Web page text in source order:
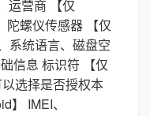
运营商 【仅
陀螺仪传感器 【仅
系统语言、磁盘空
信息 标识符 【仅
选择是否授权本
IMEI、